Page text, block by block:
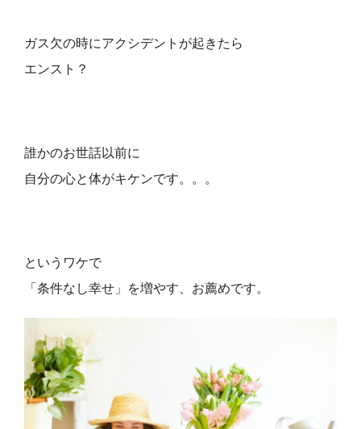
ガス欠の時にアクシデントが起きたら
エンスト？
誰かのお世話以前に
自分の心と体がキケンです。。。
というワケで
「条件なし幸せ」を増やす、お薦めです。